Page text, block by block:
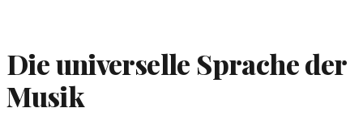
Die universelle Sprache der
Musik